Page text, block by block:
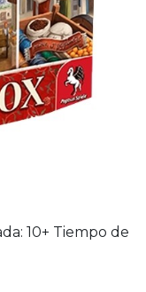
10+ Tiempo de